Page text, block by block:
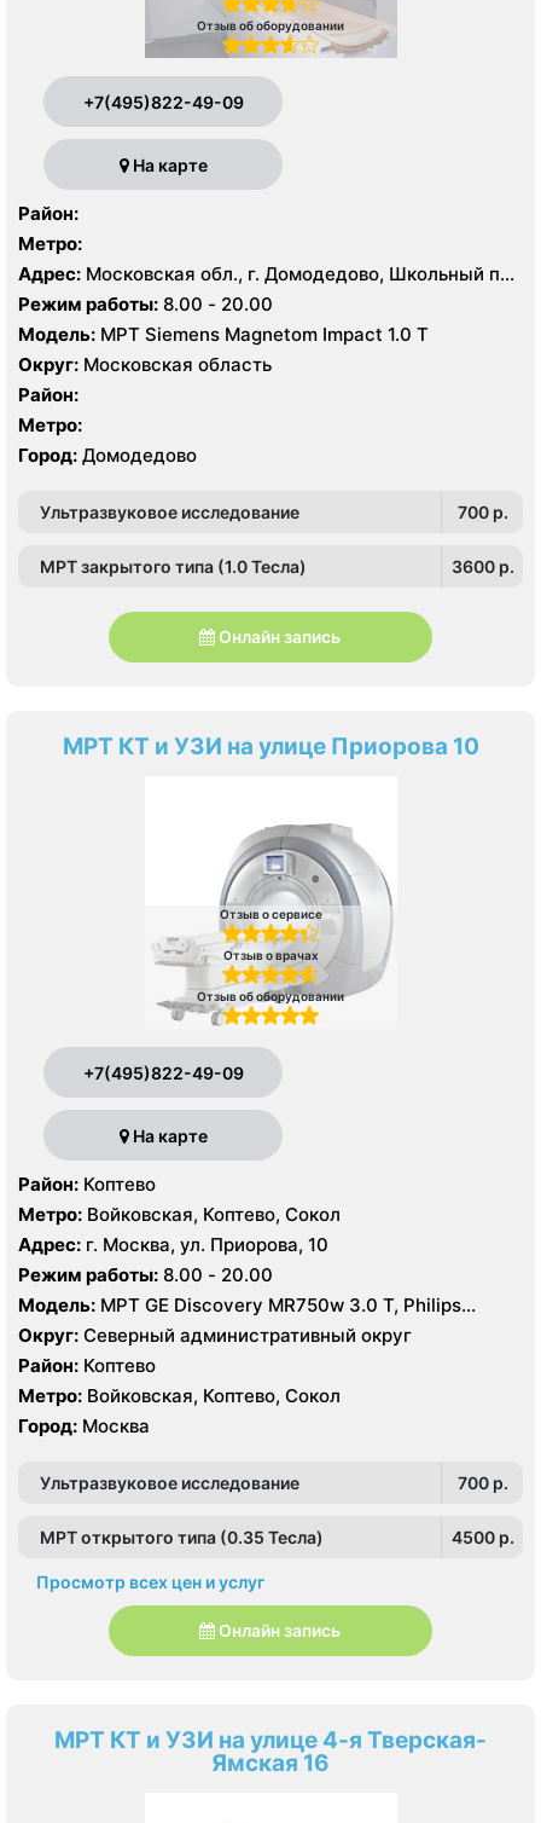
Отзыв об оборудовании
+7(495)822-49-09
На карте
Район:
Метро:
Адрес: Московская обл., г. Домодедово, Школьный пр.,
1
Режим работы:
8.00 - 20.00
Модель: МРТ Siemens Magnetom Impact 1.0 Т
Округ: Московская область
Район:
Метро:
Город: Домодедово
Ультразвуковое исследование 700 p.
МРТ закрытого типа (1.0 Тесла) 3600 p.
Онлайн запись
МРТ КТ и УЗИ на улице Приорова 10
Отзыв о сервисе
Отзыв о врачах
Отзыв об оборудовании
+7(495)822-49-09
На карте
Район: Коптево
Метро: Войковская, Коптево, Сокол
Адрес: г. Москва, ул. Приорова, 10
Режим работы: 8.00 - 20.00
Модель: МРТ GE Discovery MR750w 3.0 T, Philips
Ingenia 1.5 Т, GE Signa Ovation HDx 0.35T, КТ Philips
Ingenuity Elite 128 срезов, GE LightSpeed 64 среза,
Siemens SOMATOM Emotion 16 срезов
Округ: Северный административный округ
Район: Коптево
Метро: Войковская, Коптево, Сокол
Город: Москва
Ультразвуковое исследование 700 p.
МРТ открытого типа (0.35 Тесла) 4500 p.
Просмотр всех цен и услуг
Онлайн запись
МРТ КТ и УЗИ на улице 4-я Тверская-
Ямская 16